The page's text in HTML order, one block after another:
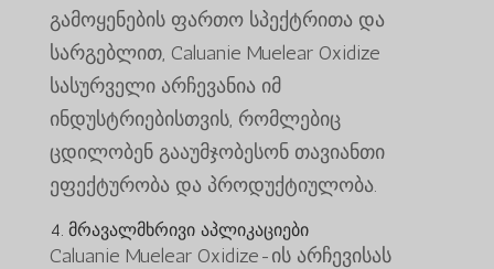
გამოყენების ფართო სპექტრითა და
სარგებლით, Caluanie Muelear Oxidize
სასურველი არჩევანია იმ
ინდუსტრიებისთვის, რომლებიც
ცდილობენ გააუმჯობესონ თავიანთი
ეფექტურობა და პროდუქტიულობა.
4. მრავალმხრივი აპლიკაციები
Caluanie Muelear Oxidize-ის არჩევისას